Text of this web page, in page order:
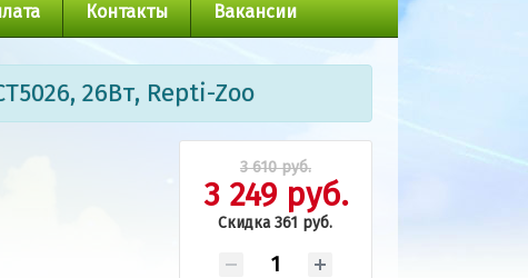
Контакты Вакансии
26Вт, Repti-Zoo
3 610 руб.
3 249 руб.
Скидка 361 руб.